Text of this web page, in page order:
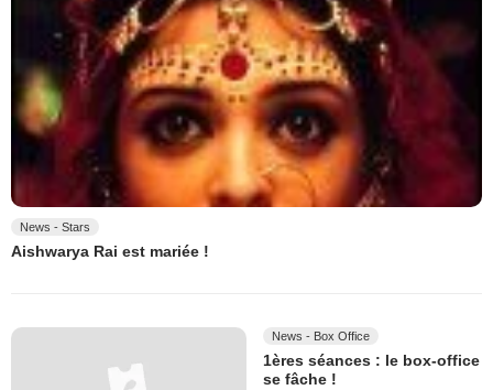
News - Stars
Aishwarya Rai est mariée !
News - Box Office
1ères séances : le box-office
se fâche !